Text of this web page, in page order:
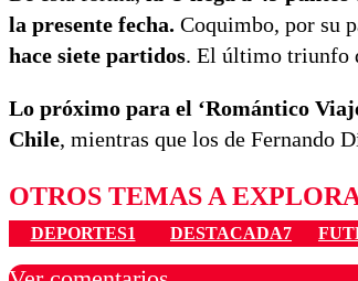
la presente fecha. Coquimbo, por su
hace siete partidos. El último triunfo
Lo próximo para el ‘Romántico
Chile, mientras que los de Fernando
OTROS TEMAS A
DEPORTES1 DESTACADA7